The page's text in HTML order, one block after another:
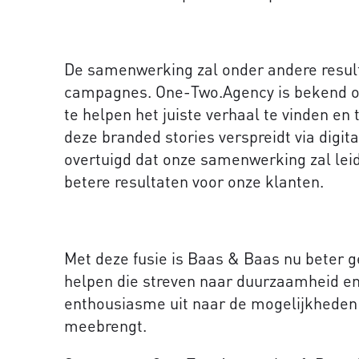
De samenwerking zal onder andere
campagnes. One-Two.Agency is
te helpen het juiste verhaal te vinden
deze branded stories verspreidt via
overtuigd dat onze samenwerking zal
betere resultaten voor onze klanten.
Met deze fusie is Baas & Baas nu beter
helpen die streven naar duurzaamheid
enthousiasme uit naar de
meebrengt.